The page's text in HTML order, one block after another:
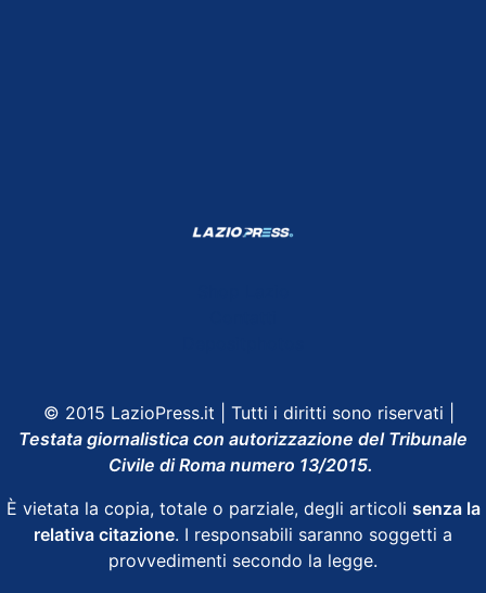
© 2015 LazioPress.it | Tutti i diritti sono riservati |
Testata giornalistica con autorizzazione del Tribunale
Civile di Roma numero 13/2015.
È vietata la copia, totale o parziale, degli articoli senza la
relativa citazione. I responsabili saranno soggetti a
provvedimenti secondo la legge.